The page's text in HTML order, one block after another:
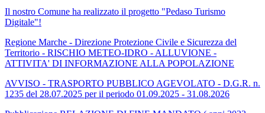
Il nostro Comune ha realizzato il progetto "Pedaso Turismo
Digitale"!
Regione Marche - Direzione Protezione Civile e Sicurezza del
Territorio - RISCHIO METEO-IDRO - ALLUVIONE -
ATTIVITA' DI INFORMAZIONE ALLA POPOLAZIONE
AVVISO - TRASPORTO PUBBLICO AGEVOLATO - D.G.R. n.
1235 del 28.07.2025 per il periodo 01.09.2025 - 31.08.2026